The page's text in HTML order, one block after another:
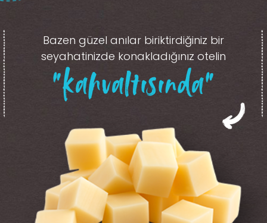
Bazen güzel anılar biriktirdiğiniz bir
seyahatinizde konakladığınız otelin
“kahvaltısında”